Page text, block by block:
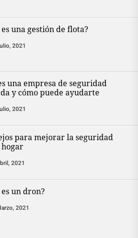
es una gestión de flota?
2021
una empresa de seguridad
y cómo puede ayudarte
2021
para mejorar la seguridad
2021
es un dron?
2021